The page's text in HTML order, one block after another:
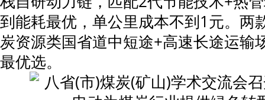
到能耗最优，单公里成本不到1元。两
炭资源类国省道中短途+高速长途运输
最优选。